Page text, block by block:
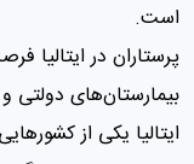
است.
پرستاران در ایتالیا
بیمارستان‌های دولتی
ایتالیا یکی از